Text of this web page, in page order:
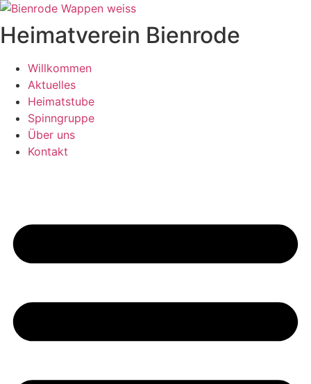
Zum
Inhalt
wechseln
Heimatverein Bienrode
Willkommen
Aktuelles
Heimatstube
Spinngruppe
Über uns
Kontakt